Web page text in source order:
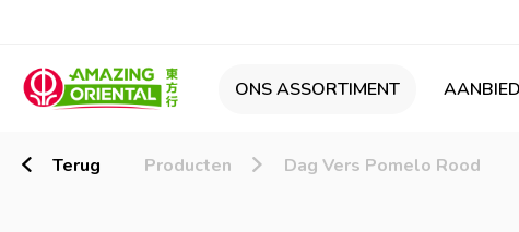
ONS ASSORTIMENT
Terug Producten Dag Vers Pomelo Rood